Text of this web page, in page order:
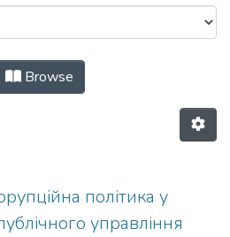
врегулювання
Browse
політика у
управління